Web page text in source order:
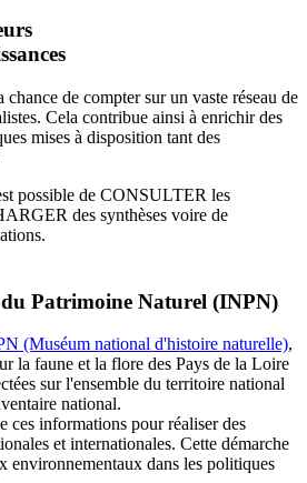
de compter sur un vaste réseau de
Cela contribue ainsi à enrichir des
mises à disposition tant des
possible de CONSULTER les
des synthèses voire de
Patrimoine Naturel (INPN)
(Muséum national d'histoire naturelle),
la faune et la flore des Pays de la Loire
sur l'ensemble du territoire national
national.
ces informations pour réaliser des
et internationales. Cette démarche
environnementaux dans les politiques